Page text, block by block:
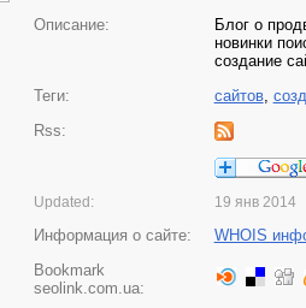
Описание:
Блог о
новинки
создание
Теги:
сайтов,
Rss:
Updated: 19 янв 2014
Информация о сайте:
WHOIS
Bookmark
seolink.com.ua: